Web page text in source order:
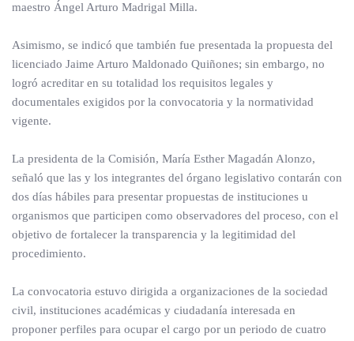
maestro Ángel Arturo Madrigal Milla.
Asimismo, se indicó que también fue presentada la propuesta del
licenciado Jaime Arturo Maldonado Quiñones; sin embargo, no
logró acreditar en su totalidad los requisitos legales y
documentales exigidos por la convocatoria y la normatividad
vigente.
La presidenta de la Comisión, María Esther Magadán Alonzo,
señaló que las y los integrantes del órgano legislativo contarán con
dos días hábiles para presentar propuestas de instituciones u
organismos que participen como observadores del proceso, con el
objetivo de fortalecer la transparencia y la legitimidad del
procedimiento.
La convocatoria estuvo dirigida a organizaciones de la sociedad
civil, instituciones académicas y ciudadanía interesada en
proponer perfiles para ocupar el cargo por un periodo de cuatro